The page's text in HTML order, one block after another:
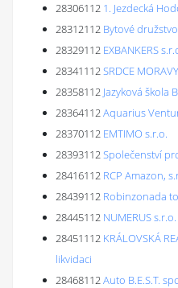
28306112 1. Jezdecká
28312112 Bytové
28329112 EXBANKERS
28341112SRDCE
28358112 Jazyková škola
28364112Aquarius
28370112 EMTIMO s.r.o.
28393112Společenství
28416112 RCP Amazon,
28439112 Robinzonada
28445112 NUMERUS s.r.o.
28451112 KRÁLOVSKÁ
likvidaci
28468112Auto B.E.S.T.